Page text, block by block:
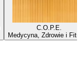
C.O.P.E.
Medycyna, Zdrowie i